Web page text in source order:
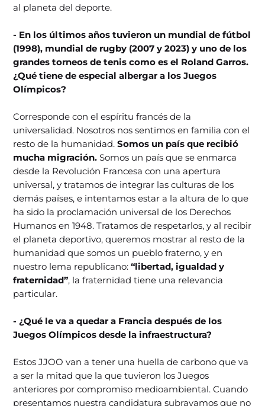
al planeta del deporte.
- En los últimos años tuvieron un mundial de fútbol
(1998), mundial de rugby (2007 y 2023) y uno de los
grandes torneos de tenis como es el Roland Garros.
¿Qué tiene de especial albergar a los Juegos
Olímpicos?
Corresponde con el espíritu francés de la
universalidad. Nosotros nos sentimos en familia con el
resto de la humanidad.Somos un país que recibió
mucha migración. Somos un país que se enmarca
desde la Revolución Francesa con una apertura
universal, y tratamos de integrar las culturas de los
demás países, e intentamos estar a la altura de lo que
ha sido la proclamación universal de los Derechos
Humanos en 1948. Tratamos de respetarlos, y al recibir
el planeta deportivo, queremos mostrar al resto de la
humanidad que somos un pueblo fraterno, y en
nuestro lema republicano:“libertad, igualdad y
fraternidad”, la fraternidad tiene una relevancia
particular.
- ¿Qué le va a quedar a Francia después de los
Juegos Olímpicos desde la infraestructura?
Estos JJOO van a tener una huella de carbono que va
a ser la mitad que la que tuvieron los Juegos
anteriores por compromiso medioambiental. Cuando
presentamos nuestra candidatura subrayamos que no